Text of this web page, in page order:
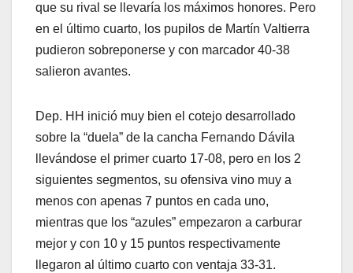
que su rival se llevaría los máximos honores. Pero
en el último cuarto, los pupilos de Martín Valtierra
pudieron sobreponerse y con marcador 40-38
salieron avantes.
Dep. HH inició muy bien el cotejo desarrollado
sobre la “duela” de la cancha Fernando Dávila
llevándose el primer cuarto 17-08, pero en los 2
siguientes segmentos, su ofensiva vino muy a
menos con apenas 7 puntos en cada uno,
mientras que los “azules” empezaron a carburar
mejor y con 10 y 15 puntos respectivamente
llegaron al último cuarto con ventaja 33-31.